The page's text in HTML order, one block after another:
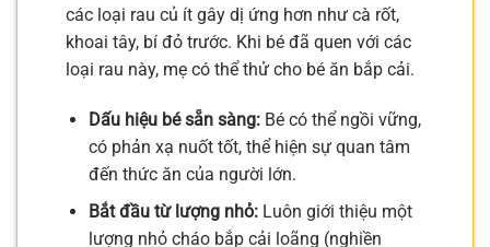
các loại rau củ ít gây dị ứng hơn như cà rốt,
khoai tây, bí đỏ trước. Khi bé đã quen với các
loại rau này, mẹ có thể thử cho bé ăn bắp cải.
Dấu hiệu bé sẵn sàng:Bé có thể ngồi vững,
có phản xạ nuốt tốt, thể hiện sự quan tâm
đến thức ăn của người lớn.
Bắt đầu từ lượng nhỏ:Luôn giới thiệu một
lượng nhỏ cháo bắp cải loãng (nghiền